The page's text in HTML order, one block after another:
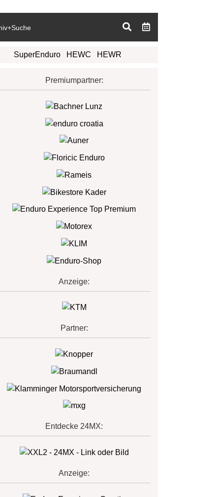
SuperEnduro HEWC HEWR
Premiumpartner:
Anzeige:
Partner:
Entdecke 24MX:
Anzeige: